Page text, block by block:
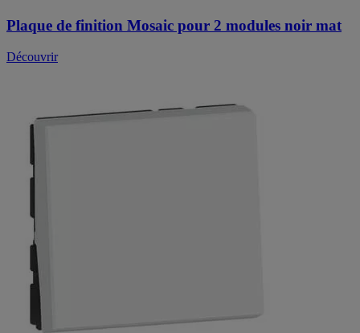
Plaque de finition Mosaic pour 2 modules noir mat
Découvrir